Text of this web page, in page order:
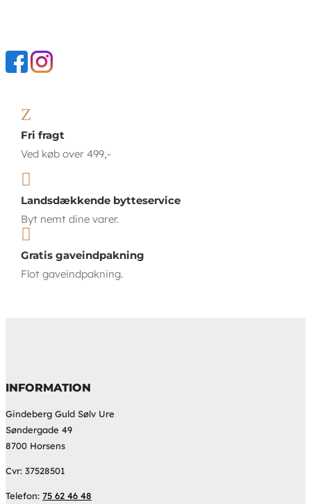
Z
Fri fragt
Ved køb over 499,-

Landsdækkende bytteservice
Byt nemt dine varer.

Gratis gaveindpakning
Flot gaveindpakning.
INFORMATION
Gindeberg Guld Sølv Ure
Søndergade 49
8700 Horsens
Cvr: 37528501
Telefon: 75 62 46 48